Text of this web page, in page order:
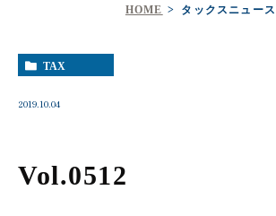
HOME タックスニュース
TAX
2019.10.04
Vol.0512